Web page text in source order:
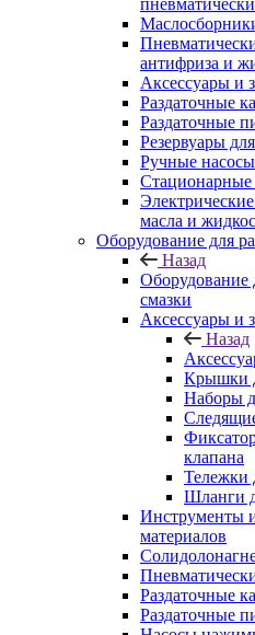
антифриза и
Аксессуары и
Раздаточные
Раздаточные
Резервуары
Ручные насосы
Стационарные
масла и
Оборудование для
Назад
Оборудование
смазки
Аксессуары и
Назад
Крышки
Наборы
клапана
Тележки
Шланги
Инструменты
материалов
Раздаточные
Раздаточные